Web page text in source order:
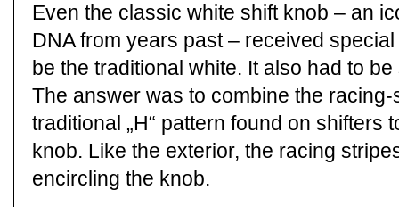
Even the classic white shift knob – an
DNA from years past – received
be the traditional white. It also had to
The answer was to combine the
traditional „H“ pattern found on shifters
knob. Like the exterior, the racing
encircling the knob.